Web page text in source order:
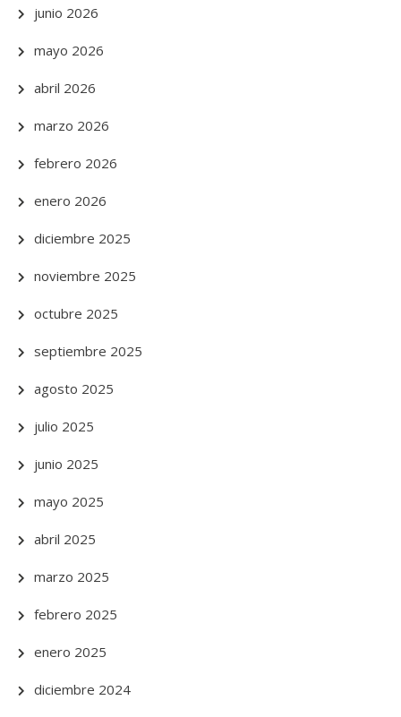
junio 2026
mayo 2026
abril 2026
marzo 2026
febrero 2026
enero 2026
diciembre 2025
noviembre 2025
octubre 2025
septiembre 2025
agosto 2025
julio 2025
junio 2025
mayo 2025
abril 2025
marzo 2025
febrero 2025
enero 2025
diciembre 2024